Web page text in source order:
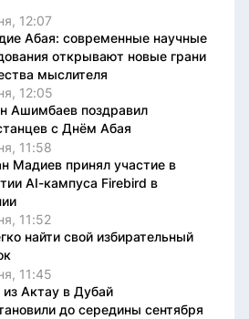
12:07
Абая: современные научные
открывают новые грани
мыслителя
12:05
Ашимбаев поздравил
с Днём Абая
11:58
Мадиев принял участие в
AI-кампуса Firebird в
11:52
найти свой избирательный
11:45
Актау в Дубай
до середины сентября